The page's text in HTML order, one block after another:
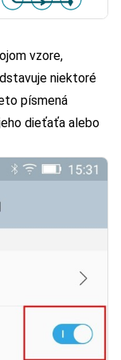
vzore,
niektoré
písmená
dieťaťa alebo